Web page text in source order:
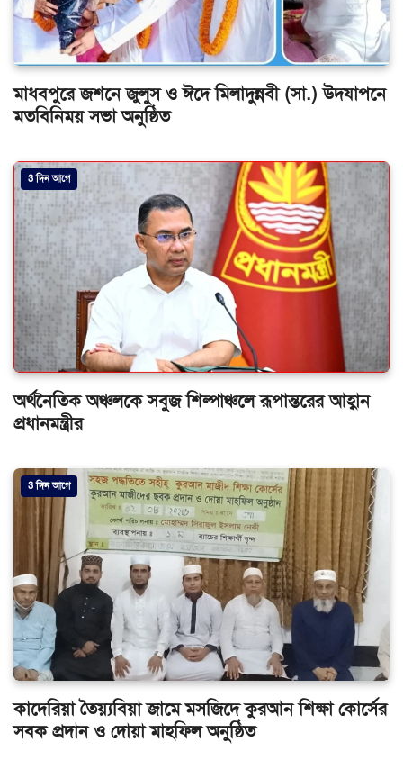
মাধবপুরে জশনে জুলুস ও ঈদে মিলাদুন্নবী (সা.) উদযাপনে
মতবিনিময় সভা অনুষ্ঠিত
3 দিন আগে
অর্থনৈতিক অঞ্চলকে সবুজ শিল্পাঞ্চলে রূপান্তরের আহ্বান
প্রধানমন্ত্রীর
3 দিন আগে
কাদেরিয়া তৈয়্যবিয়া জামে মসজিদে কুরআন শিক্ষা কোর্সের
সবক প্রদান ও দোয়া মাহফিল অনুষ্ঠিত